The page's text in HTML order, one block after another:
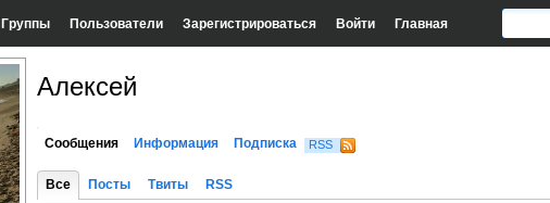
Группы Пользователи Зарегистрироваться Войти Главная
Алексей
Сообщения Информация Подписка RSS
Все Посты Твиты RSS